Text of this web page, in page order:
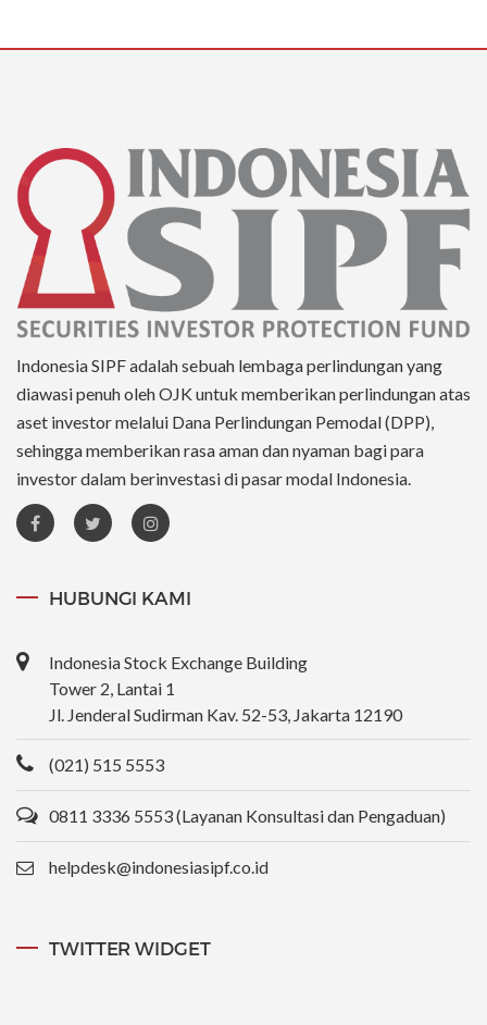
Indonesia SIPF adalah sebuah lembaga perlindungan yang
diawasi penuh oleh OJK untuk memberikan perlindungan atas
aset investor melalui Dana Perlindungan Pemodal (DPP),
sehingga memberikan rasa aman dan nyaman bagi para
investor dalam berinvestasi di pasar modal Indonesia.
HUBUNGI KAMI
Indonesia Stock Exchange Building
Tower 2, Lantai 1
Jl. Jenderal Sudirman Kav. 52-53, Jakarta 12190
(021) 515 5553
0811 3336 5553 (Layanan Konsultasi dan Pengaduan)
helpdesk@indonesiasipf.co.id
TWITTER WIDGET